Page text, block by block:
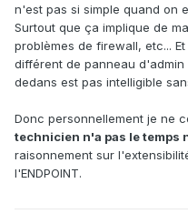
n'est pas si simple quand on
Surtout que ça implique de
problèmes de firewall, etc...
différent de panneau
dedans est pas intelligible
Donc personnellement je ne
technicien n'a pas le temps
raisonnement sur
l'ENDPOINT.